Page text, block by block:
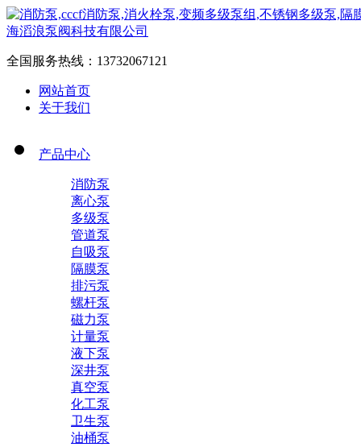
全国服务热线： 13732067121
网站首页
关于我们
产品中心
消防泵
离心泵
多级泵
管道泵
自吸泵
隔膜泵
排污泵
螺杆泵
磁力泵
计量泵
液下泵
深井泵
真空泵
化工泵
卫生泵
油桶泵